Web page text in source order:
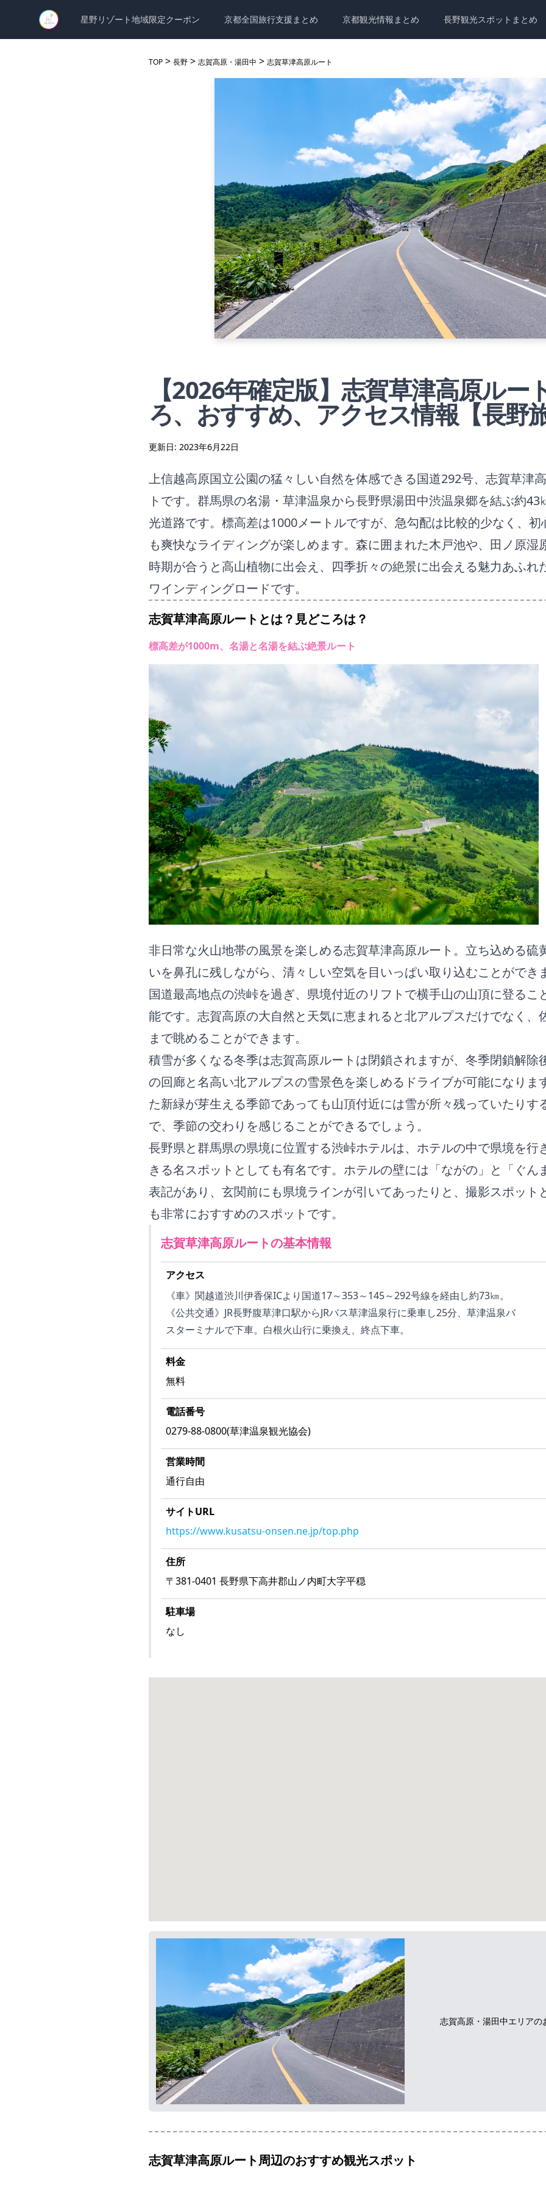
星野リゾート地域限定クーポン 京都全国旅行支援まとめ 京都観光情報まとめ 長野観光スポットまとめ
TOP > 長野 > 志賀高原・湯田中 > 志賀草津高原ルート
【2026年確定版】志賀草津高原ルー
ろ、おすすめ、アクセス情報【長野
更新日: 2023年6月22日
上信越高原国立公園の猛々しい自然を体感できる国道292号、志賀草津
トです。群馬県の名湯・草津温泉から長野県湯田中渋温泉郷を結ぶ約43
光道路です。標高差は1000メートルですが、急勾配は比較的少なく、初
も爽快なライディングが楽しめます。森に囲まれた木戸池や、田ノ原湿
時期が合うと高山植物に出会え、四季折々の絶景に出会える魅力あふれ
ワインディングロードです。
志賀草津高原ルート とは？見どころは？
標高差が1000m、名湯と名湯を結ぶ絶景ルート
非日常な火山地帯の風景を楽しめる志賀草津高原ルート。立ち込める硫
いを鼻孔に残しながら、清々しい空気を目いっぱい取り込むことができ
国道最高地点の渋峠を過ぎ、県境付近のリフトで横手山の山頂に登るこ
能です。志賀高原の大自然と天気に恵まれると北アルプスだけでなく、
まで眺めることができます。
積雪が多くなる冬季は志賀高原ルートは閉鎖されますが、冬季閉鎖解除
の回廊と名高い北アルプスの雪景色を楽しめるドライブが可能になりま
た新緑が芽生える季節であっても山頂付近には雪が所々残っていたりす
で、季節の交わりを感じることができるでしょう。
長野県と群馬県の県境に位置する渋峠ホテルは、ホテルの中で県境を行
きる名スポットとしても有名です。ホテルの壁には「ながの」と「ぐん
表記があり、玄関前にも県境ラインが引いてあったりと、撮影スポット
も非常におすすめのスポットです。
志賀草津高原ルートの基本情報
アクセス
《車》関越道渋川伊香保ICより国道17～353～145～292号線を経由し約73㎞。
《公共交通》JR長野腹草津口駅からJRバス草津温泉行に乗車し25分、草津温泉バ
スターミナルで下車。白根火山行に乗換え、終点下車。
料金
無料
電話番号
0279-88-0800(草津温泉観光協会)
営業時間
通行自由
サイトURL
https://www.kusatsu-onsen.ne.jp/top.php
住所
〒381-0401 長野県下高井郡山ノ内町大字平穏
駐車場
なし
志賀高原・湯田中エリア
志賀草津高原ルート周辺のおすすめ観光スポット